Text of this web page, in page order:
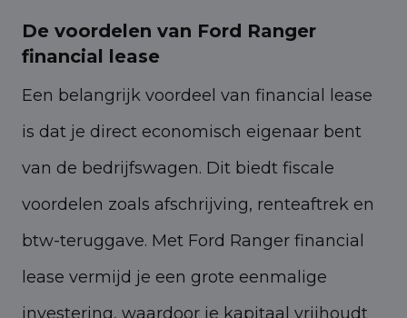
De voordelen van Ford Ranger
financial lease
Een belangrijk voordeel van financial lease
is dat je direct economisch eigenaar bent
van de bedrijfswagen. Dit biedt fiscale
voordelen zoals afschrijving, renteaftrek en
btw-teruggave. Met Ford Ranger financial
lease vermijd je een grote eenmalige
investering, waardoor je kapitaal vrijhoudt